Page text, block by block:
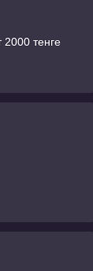
2000 тенге